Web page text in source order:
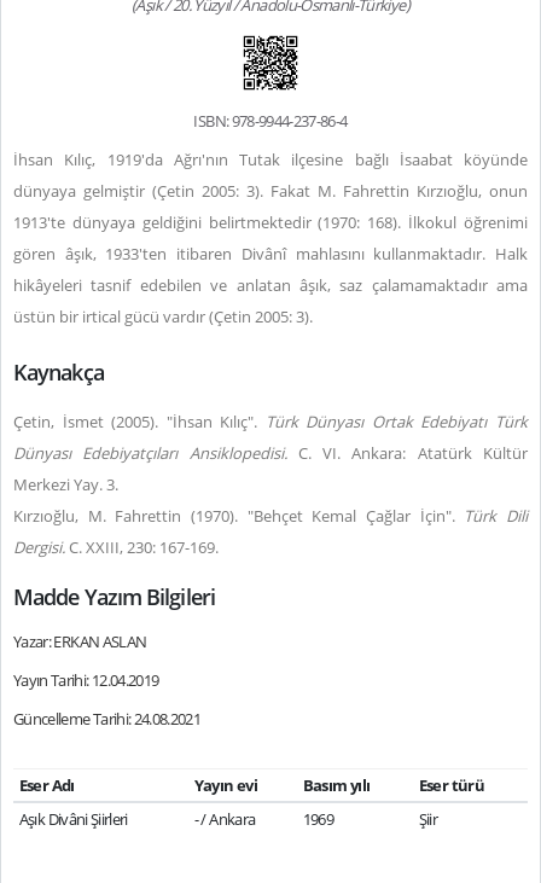
(Âşık / 20. Yüzyıl / Anadolu-Osmanlı-Türkiye)
ISBN: 978-9944-237-86-4
İhsan Kılıç, 1919'da Ağrı'nın Tutak ilçesine bağlı İsaabat köyünde
dünyaya gelmiştir (Çetin 2005: 3). Fakat M. Fahrettin Kırzıoğlu, onun
1913'te dünyaya geldiğini belirtmektedir (1970: 168). İlkokul öğrenimi
gören âşık, 1933'ten itibaren Divânî mahlasını kullanmaktadır. Halk
hikâyeleri tasnif edebilen ve anlatan âşık, saz çalamamaktadır ama
üstün bir irtical gücü vardır (Çetin 2005: 3).
Kaynakça
Çetin, İsmet (2005). "İhsan Kılıç". Türk Dünyası Ortak Edebiyatı Türk
Dünyası Edebiyatçıları Ansiklopedisi.C. VI. Ankara: Atatürk Kültür
Merkezi Yay. 3.
Kırzıoğlu, M. Fahrettin (1970). "Behçet Kemal Çağlar İçin". Türk Dili
Dergisi.C. XXIII, 230: 167-169.
Madde Yazım Bilgileri
Yazar: ERKAN ASLAN
Yayın Tarihi: 12.04.2019
Güncelleme Tarihi: 24.08.2021
Eser Adı Yayın evi Basım yılı
Eser türü
Aşık Divâni Şiirleri
- / Ankara 1969 Şiir